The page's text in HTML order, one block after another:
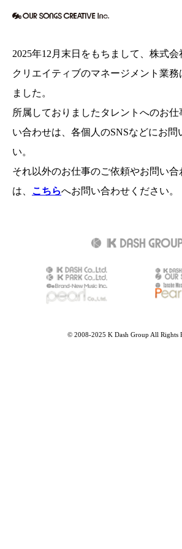
2025年12月末日をもちまして、 株式会
クリエイティブのマネージメント業
ました。
所属しておりましたタレントへのお仕
い合わせは、各個人のSNSなどにお問
い。
それ以外のお仕事のご依頼やお問い合
は、 こちらへお問い合わせください。
© 2008-2025 K Dash Group All Rights